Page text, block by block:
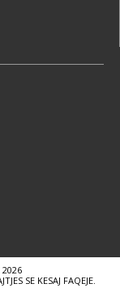
SE KESAJ FAQEJE.